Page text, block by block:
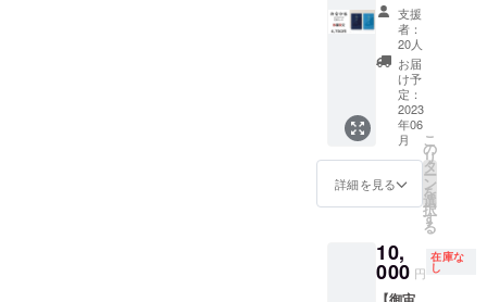
テーブ
ルなど
の背の
高い障
害物が
あると
影に
なって
しまう
ありま
す ・実
普通乗
用車１
台（全
長4,600
小さい
サイズ
の御朱
印帳と
同じ大
きさで
す。
（オリ
ジナル
カー
縦
x 横
70mm
） （人
工衛星
サイズ
の御朱
印帳と
同じ大
きさで
す。
（オリ
ジナル
ステッ
縦
50mm
70mm
） （人
工衛星
かる
付 ※数
量限
定 10
セット
小さい
サイズ
の御朱
印帳と
同じ大
す。
150g）
（オリ
ジナル
ステッ
カー
50mm
x 横
70mm
） ※蛇
腹式40
護用透
明ビ
ニール
限定
セッ
ト』 御
宙印帳
（ダー
クブ
ルー）
と（ス
カイブ
ルー）
の２冊
ルス
テッ
カーの
ト・数
量限定
割引
セッ
ト】
『御宙
印帳
（ダー
クブ
ルー）
（スカ
イブ
ルー）
+オリジ
ナルス
テッ
支援
者：
20人
お届
け予
定：
2023
年06
月
詳細を見る
こ
の
リ
タ
ー
ン
を
選
択
す
る
10,
000 円
在庫な
し